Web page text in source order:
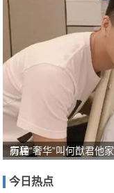
历届
第
有种“奢华”叫何猷君他家
今日热点